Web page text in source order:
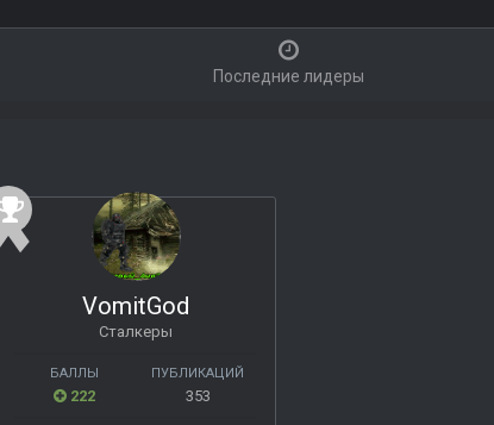
Последние лидеры
VomitGod
Сталкеры
БАЛЛЫ
222
ПУБЛИКАЦИЙ
353